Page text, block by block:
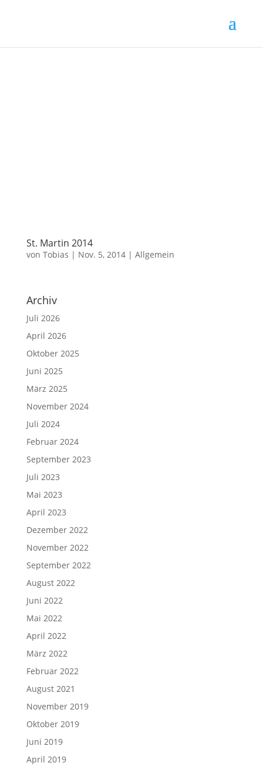
St. Martin 2014
von Tobias | Nov. 5, 2014| Allgemein
Archiv
Juli 2026
April 2026
Oktober 2025
Juni 2025
März 2025
November 2024
Juli 2024
Februar 2024
September 2023
Juli 2023
Mai 2023
April 2023
Dezember 2022
November 2022
September 2022
August 2022
Juni 2022
Mai 2022
April 2022
März 2022
Februar 2022
August 2021
November 2019
Oktober 2019
Juni 2019
April 2019